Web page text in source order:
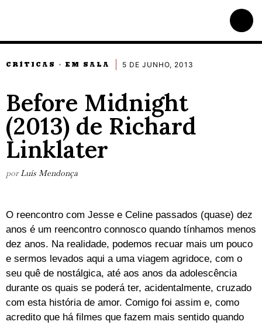
CRÍTICAS · EM SALA 5 DE JUNHO, 2013
Before Midnight
(2013) de Richard
Linklater
porLuís Mendonça
O reencontro com Jesse e Celine passados (quase) dez
anos é um reencontro connosco quando tínhamos menos
dez anos. Na realidade, podemos recuar mais um pouco
e sermos levados aqui a uma viagem agridoce, com o
seu quê de nostálgica, até aos anos da adolescência
durante os quais se poderá ter, acidentalmente, cruzado
com esta história de amor. Comigo foi assim e, como
acredito que há filmes que fazem mais sentido quando